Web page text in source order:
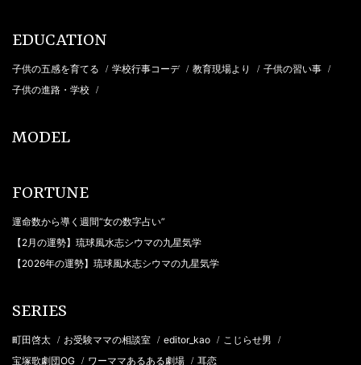
EDUCATION
子供の五感を育てる / 学校行事コーデ / 教育現場より / 子供の習い事 /
子供の進路・学校 /
MODEL
FORTUNE
運命数から導く週間“女の数字占い”
【2月の運勢】琉球風水志シウマの九星気学
【2026年の運勢】琉球風水志シウマの九星気学
SERIES
町田啓太 / お受験ママの相談室 / editor_kao / こじらせ男 /
宝塚歌劇団OG / ワーママあるある劇場 / 耳恋